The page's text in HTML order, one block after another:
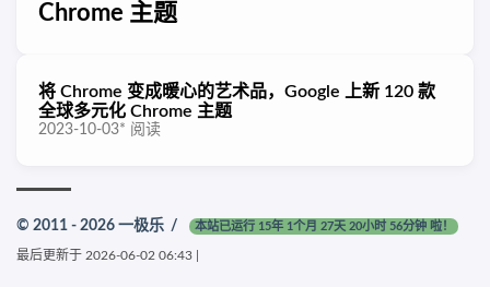
Chrome 主题
将 Chrome 变成暖心的艺术品，Google 上新 120 款
全球多元化 Chrome 主题
2023-10-03* 阅读
© 2011 - 2026 一极乐 / 本站已运行 15年 1个月 27天 20小时 56分钟 啦！
最后更新于 2026-06-02 06:43